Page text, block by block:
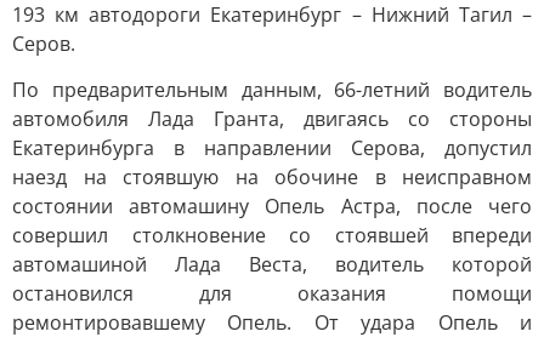
193 км автодороги Екатеринбург – Нижний Тагил –
Серов.
По предварительным данным, 66-летний водитель
автомобиля Лада Гранта, двигаясь со стороны
Екатеринбурга в направлении Серова, допустил
наезд на стоявшую на обочине в неисправном
состоянии автомашину Опель Астра, после чего
совершил столкновение со стоявшей впереди
автомашиной Лада Веста, водитель которой
остановился для оказания помощи
ремонтировавшему Опель. От удара Опель и